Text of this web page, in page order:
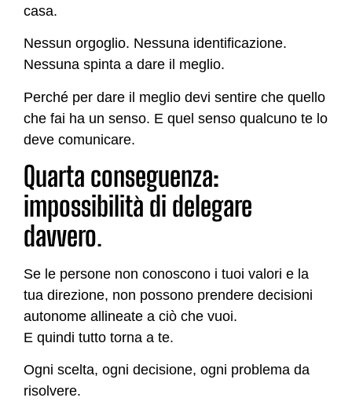
casa.
Nessun orgoglio. Nessuna identificazione.
Nessuna spinta a dare il meglio.
Perché per dare il meglio devi sentire che quello
che fai ha un senso. E quel senso qualcuno te lo
deve comunicare.
Quarta conseguenza:
impossibilità di delegare
davvero.
Se le persone non conoscono i tuoi valori e la
tua direzione, non possono prendere decisioni
autonome allineate a ciò che vuoi.
E quindi tutto torna a te.
Ogni scelta, ogni decisione, ogni problema da
risolvere.